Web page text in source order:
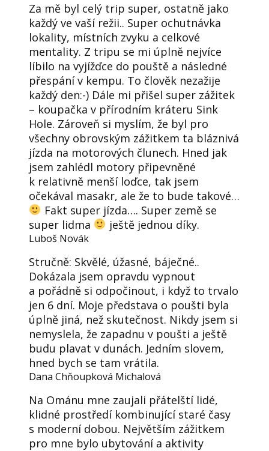
Za mě byl celý trip super, ostatně jako
každý ve vaší režii.. Super ochutnávka
lokality, místních zvyku a celkové
mentality. Z tripu se mi úplně nejvíce
líbilo na vyjížďce do pouště a následné
přespání v kempu. To člověk nezažije
každý den:-) Dále mi přišel super zážitek
– koupačka v přírodním kráteru Sink
Hole. Zároveň si myslím, že byl pro
všechny obrovským zážitkem ta bláznivá
jízda na motorových člunech. Hned jak
jsem zahlédl motory připevněné
k relativně menší loďce, tak jsem
očekával masakr, ale že to bude takové…
Fakt super jízda…. Super země se
super lidma
ještě jednou díky.
Luboš Novák
Stručně: Skvělé, úžasné, báječné..
Dokázala jsem opravdu vypnout
a pořádně si odpočinout, i když to trvalo
jen 6 dní. Moje představa o poušti byla
úplně jiná, než skutečnost. Nikdy jsem si
nemyslela, že zapadnu v poušti a ještě
budu plavat v dunách. Jedním slovem,
hned bych se tam vrátila.
Dana Chňoupková Michalová
Na Ománu mne zaujali přátelští lidé,
klidné prostředí kombinující staré časy
s moderní dobou. Největším zážitkem
pro mne bylo ubytování a aktivity